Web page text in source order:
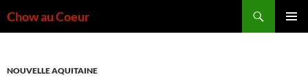
auChow au Coeur
NOUVELLE AQUITAINE